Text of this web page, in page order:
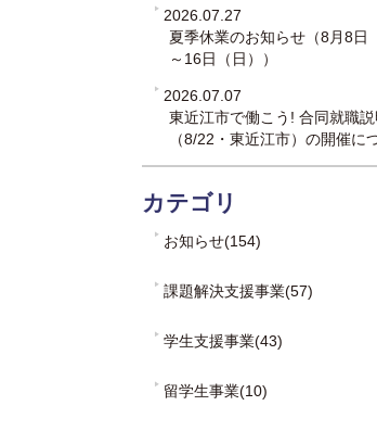
2026.07.27
夏季休業のお知らせ（8月8日
～16日（日））
2026.07.07
東近江市で働こう! 合同就職
（8/22・東近江市）の開催に
カテゴリ
お知らせ(154)
課題解決支援事業(57)
学生支援事業(43)
留学生事業(10)